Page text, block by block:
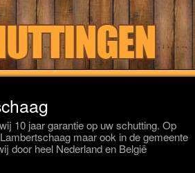
10 jaar garantie op uw schutting. Op
maar ook in de gemeente
door heel Nederland en België